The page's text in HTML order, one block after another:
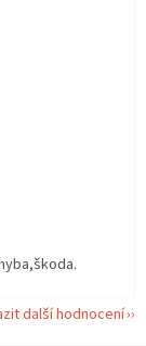
další hodnocení